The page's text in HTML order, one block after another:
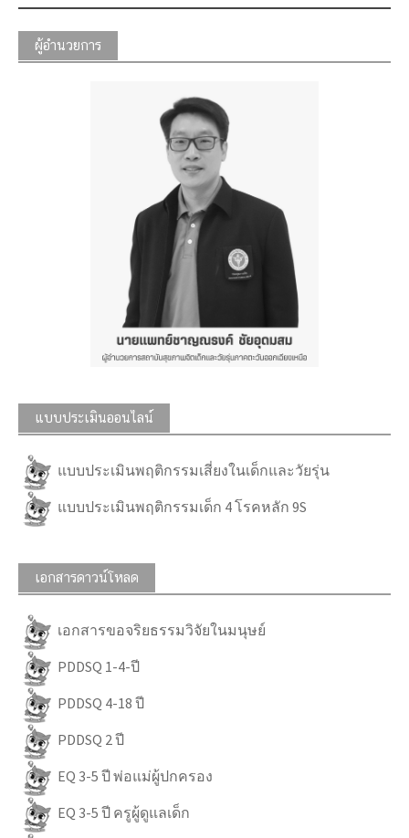
ผู้อำนวยการ
แบบประเมินออนไลน์
แบบประเมินพฤติกรรมเสี่ยงในเด็กและวัยรุ่น
แบบประเมินพฤติกรรมเด็ก 4 โรคหลัก 9S
เอกสารดาวน์โหลด
เอกสารขอจริยธรรมวิจัยในมนุษย์
PDDSQ 1-4-ปี
PDDSQ 4-18 ปี
PDDSQ 2 ปี
EQ 3-5 ปี พ่อแม่ผู้ปกครอง
EQ 3-5 ปี ครูผู้ดูแลเด็ก